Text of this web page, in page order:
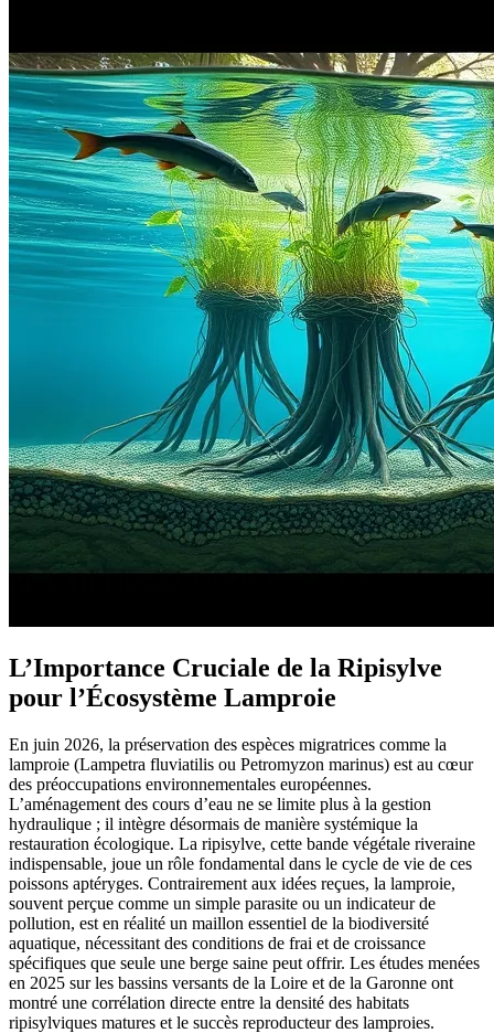
L’Importance Cruciale de la Ripisylve
pour l’Écosystème Lamproie
En juin 2026, la préservation des espèces migratrices comme la
lamproie (Lampetra fluviatilis ou Petromyzon marinus) est au cœur
des préoccupations environnementales européennes.
L’aménagement des cours d’eau ne se limite plus à la gestion
hydraulique ; il intègre désormais de manière systémique la
restauration écologique. La ripisylve, cette bande végétale riveraine
indispensable, joue un rôle fondamental dans le cycle de vie de ces
poissons aptéryges. Contrairement aux idées reçues, la lamproie,
souvent perçue comme un simple parasite ou un indicateur de
pollution, est en réalité un maillon essentiel de la biodiversité
aquatique, nécessitant des conditions de frai et de croissance
spécifiques que seule une berge saine peut offrir. Les études menées
en 2025 sur les bassins versants de la Loire et de la Garonne ont
montré une corrélation directe entre la densité des habitats
ripisylviques matures et le succès reproducteur des lamproies.